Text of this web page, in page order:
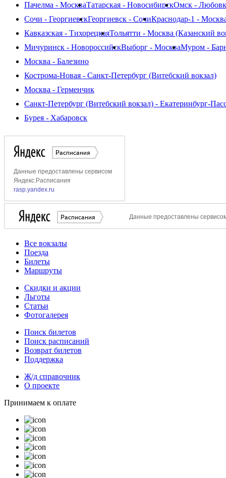
Пачелма - МоскваТатарская - НовосибирскОмск -
Сочи - ГеоргиевскГеоргиевск - СочиКраснодар-1 -
Кавказская - ТихорецкаяТольятти - Москва (Казанский
Мичуринск - НовороссийскВыборг - МоскваМуром -
Москва - Балезино
Кострома-Новая - Санкт-Петербург (Витебский вокзал)
Москва - Герменчик
Санкт-Петербург (Витебский вокзал) - Екатеринбург-
Бурея - Хабаровск
Все вокзалы
Поезда
Билеты
Маршруты
Скидки и акции
Льготы
Статьи
Фотогалерея
Поиск билетов
Поиск расписаний
Возврат билетов
Поддержка
Ж/д справочник
О проекте
Принимаем к оплате